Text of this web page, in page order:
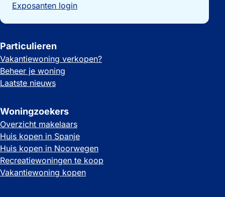
Exposanten login
Particulieren
Vakantiewoning verkopen?
Beheer je woning
Laatste nieuws
Woningzoekers
Overzicht makelaars
Huis kopen in Spanje
Huis kopen in Noorwegen
Recreatiewoningen te koop
Vakantiewoning kopen